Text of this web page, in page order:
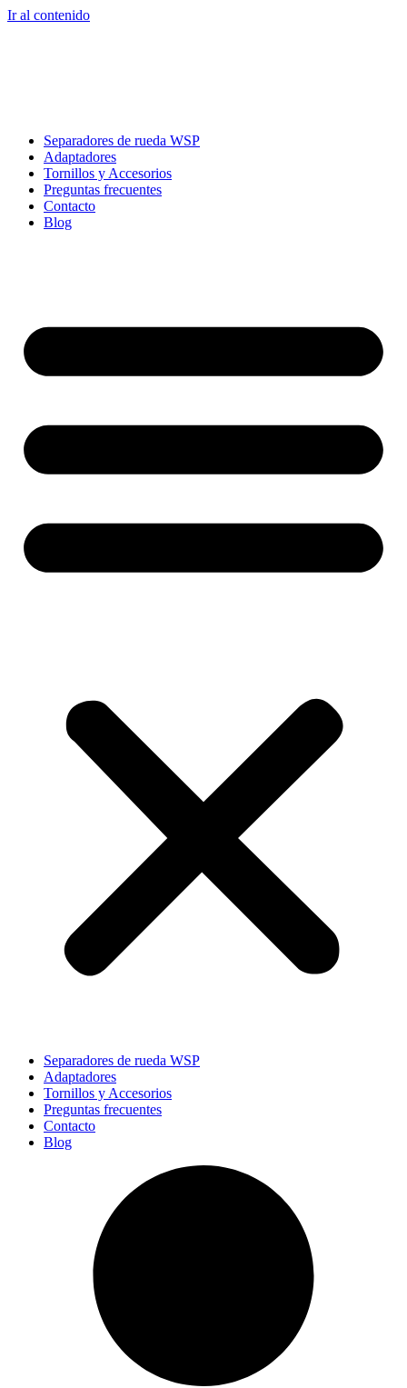
Ir al contenido
Separadores de rueda WSP
Adaptadores
Tornillos y Accesorios
Preguntas frecuentes
Contacto
Blog
Separadores de rueda WSP
Adaptadores
Tornillos y Accesorios
Preguntas frecuentes
Contacto
Blog